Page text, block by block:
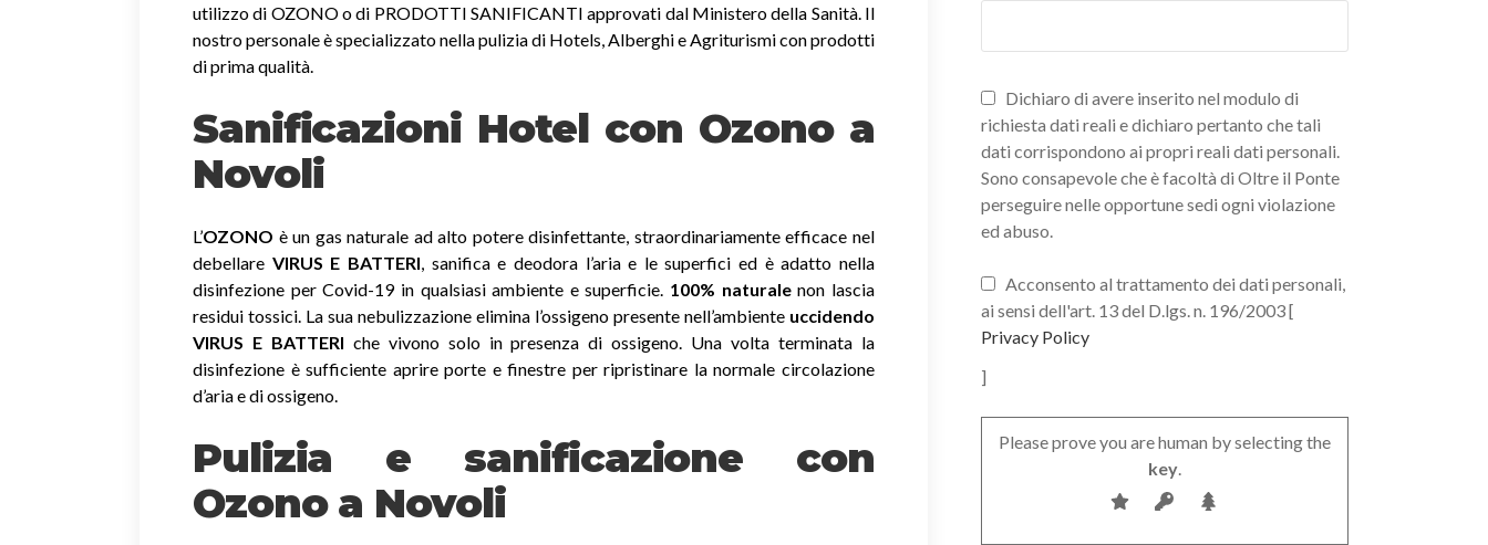
utilizzo di OZONO o di PRODOTTI SANIFICANTI approvati dal Ministero della Sanità. Il
nostro personale è specializzato nella pulizia di Hotels, Alberghi e Agriturismi con prodotti
di prima qualità.
Sanificazioni Hotel con Ozono a
Novoli
L’OZONO è un gas naturale ad alto potere disinfettante, straordinariamente efficace nel
debellare VIRUS E BATTERI, sanifica e deodora l’aria e le superfici ed è adatto nella
disinfezione per Covid-19 in qualsiasi ambiente e superficie. 100% naturalenon lascia
residui tossici. La sua nebulizzazione elimina l’ossigeno presente nell’ambiente uccidendo
VIRUS E BATTERI che vivono solo in presenza di ossigeno. Una volta terminata la
disinfezione è sufficiente aprire porte e finestre per ripristinare la normale circolazione
d’aria e di ossigeno.
Pulizia e sanificazione con
Ozono a Novoli
Dichiaro di avere inserito nel modulo di
richiesta dati reali e dichiaro pertanto che tali
dati corrispondono ai propri reali dati personali.
Sono consapevole che è facoltà di Oltre il Ponte
perseguire nelle opportune sedi ogni violazione
ed abuso.
Acconsento al trattamento dei dati personali,
ai sensi dell'art. 13 del D.lgs. n. 196/2003 [
Privacy Policy
]
Please prove you are human by selecting the
key.